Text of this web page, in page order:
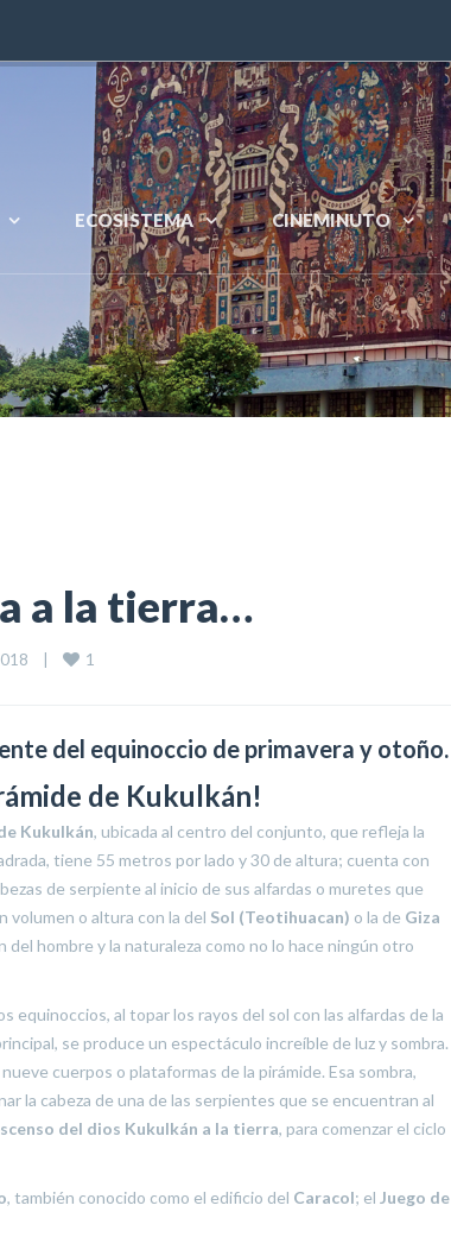
ECOSISTEMA CINEMINUTO
a la tierra…
1
del equinoccio de primavera y otoño.
de Kukulkán!
Kukulkán, ubicada al centro del conjunto, que refleja la
tiene 55 metros por lado y 30 de altura; cuenta con
de serpiente al inicio de sus alfardas o muretes que
volumen o altura con la del Sol (Teotihuacan) o la de Giza
hombre y la naturaleza como no lo hace ningún otro
equinoccios, al topar los rayos del sol con las alfardas de la
se produce un espectáculo increíble de luz y sombra.
cuerpos o plataformas de la pirámide. Esa sombra,
la cabeza de una de las serpientes que se encuentran al
del dios Kukulkán a la tierra, para comenzar el ciclo
, también conocido como el edificio del Caracol; el Juego de